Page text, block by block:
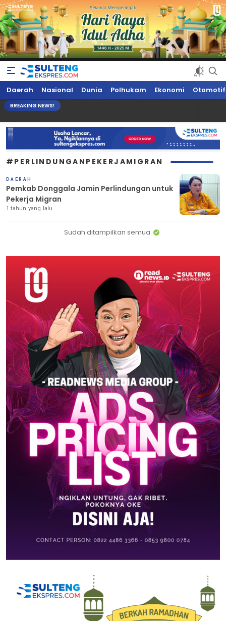
Sultengekspres.com
Berita Seputar Sulteng Hari Ini, Update Terkini, Suaranya Rakyat
Sulteng
Daerah Nasional Dunia Polhukam Ekonomi Otomotif
BREAKING NEWS!
#PERLINDUNGANPEKERJAMIGRAN
DAERAH
Pemkab Donggala Jamin Perlindungan untuk
Pekerja Migran
1 tahun yang lalu
Sudah ditampilkan semua